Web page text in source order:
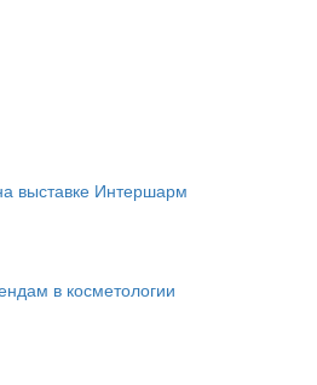
выставке Интершарм
в косметологии